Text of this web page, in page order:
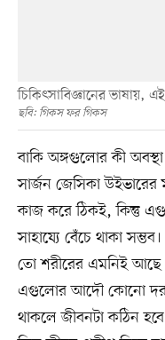
চিকিৎসাবিজ্ঞানের ভাষায়,
ছবি: গিকস ফর গিকস
বাকি অঙ্গগুলোর কী
সার্জন জেসিকা উইভারের
কাজ করে ঠিকই, কিন্তু
সাহায্যে বেঁচে থাকা
তো শরীরের এমনিই
এগুলোর আদৌ কোনো
থাকলে জীবনটা কঠিন